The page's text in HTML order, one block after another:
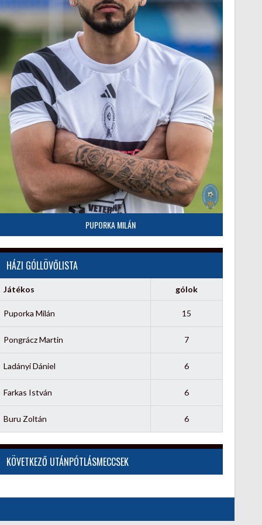
PUPORKA MILÁN
HÁZI GÓLLÖVŐLISTA
Játékos gólok
Puporka Milán 15
Pongrácz Martin 7
Ladányi Dániel 6
Farkas István 6
Buru Zoltán 6
KÖVETKEZŐ UTÁNPÓTLÁSMECCSEK